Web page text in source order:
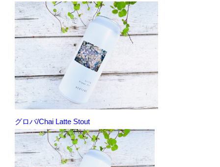
グロバ/Chai Latte Stout